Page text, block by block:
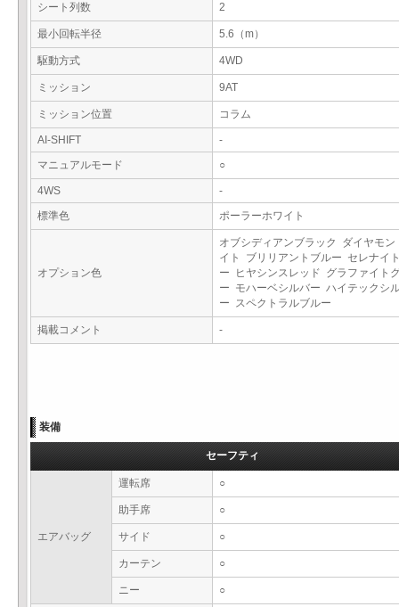
シート列数 2
最小回転半径 5.6（m）
駆動方式 4WD
ミッション 9AT
ミッション位置 コラム
AI-SHIFT
-
マニュアルモード
○
4WS
-
標準色
ポーラーホワイト
オプション色
オブシディアンブラック ダイヤモン
イト ブリリアントブルー セレナイ
ー ヒヤシンスレッド グラファイト
ー モハーベシルバー ハイテックシ
ー スペクトラルブルー
掲載コメント -
装備
セーフティ
エアバッグ
運転席 ○
助手席 ○
サイド ○
カーテン ○
ニー ○